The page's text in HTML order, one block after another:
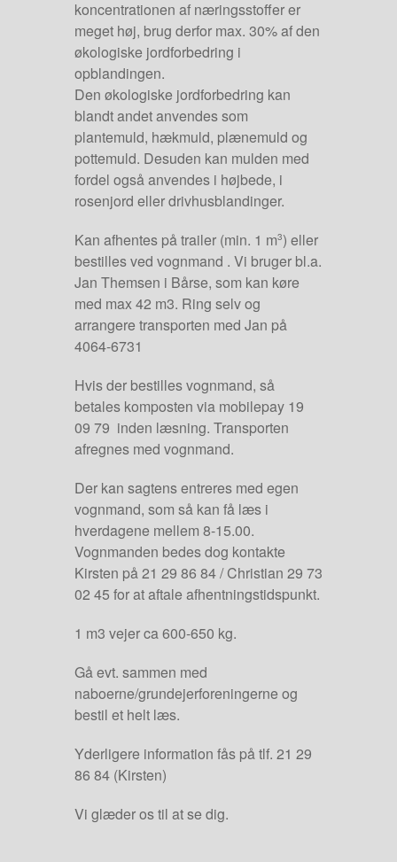
koncentrationen af næringsstoffer er
meget høj, brug derfor max. 30% af den
økologiske jordforbedring i
opblandingen.
Den økologiske jordforbedring kan
blandt andet anvendes som
plantemuld, hækmuld, plænemuld og
pottemuld. Desuden kan mulden med
fordel også anvendes i højbede, i
rosenjord eller drivhusblandinger.
Kan afhentes på trailer (min. 1 m3) eller
bestilles ved vognmand . Vi bruger bl.a.
Jan Themsen i Bårse, som kan køre
med max 42 m3. Ring selv og
arrangere transporten med Jan på
4064-6731
Hvis der bestilles vognmand, så
betales komposten via mobilepay 19
09 79 inden læsning. Transporten
afregnes med vognmand.
Der kan sagtens entreres med egen
vognmand, som så kan få læs i
hverdagene mellem 8-15.00.
Vognmanden bedes dog kontakte
Kirsten på 21 29 86 84 / Christian 29 73
02 45 for at aftale afhentningstidspunkt.
1 m3 vejer ca 600-650 kg.
Gå evt. sammen med
naboerne/grundejerforeningerne og
bestil et helt læs.
Yderligere information fås på tlf. 21 29
86 84 (Kirsten)
Vi glæder os til at se dig.